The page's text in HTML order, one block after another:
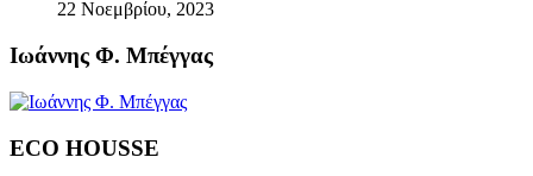
22 Νοεμβρίου, 2023
Ιωάννης Φ. Μπέγγας
ECO HOUSSE